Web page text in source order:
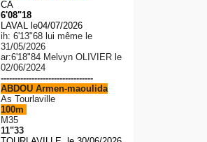
CA
6'08"18
LAVAL le04/07/2026
ih: 6'13"68 lui même le
31/05/2026
ar:6'18"84 Melvyn OLIVIER le
02/06/2024
---------------------------------
ABDOU Armen-maoulida
As Tourlaville
100m
M35
11"33